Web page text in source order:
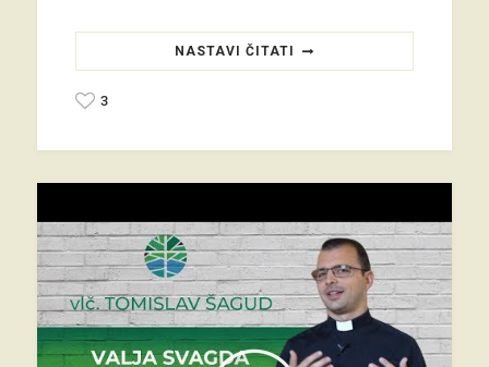
NASTAVI ČITATI
3